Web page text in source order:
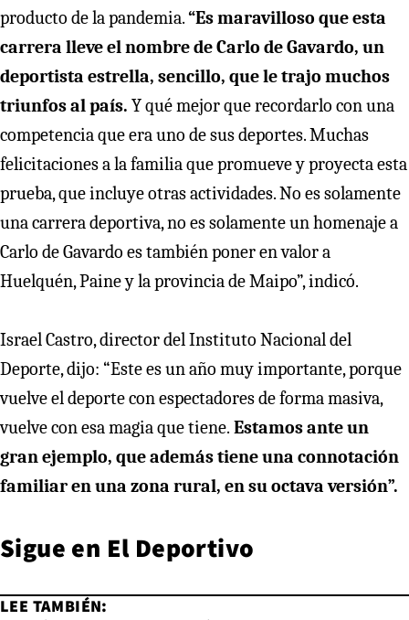
producto de la pandemia.“Es maravilloso que esta
carrera lleve el nombre de Carlo de Gavardo, un
deportista estrella, sencillo, que le trajo muchos
triunfos al país. Y qué mejor que recordarlo con una
competencia que era uno de sus deportes. Muchas
felicitaciones a la familia que promueve y proyecta esta
prueba, que incluye otras actividades. No es solamente
una carrera deportiva, no es solamente un homenaje a
Carlo de Gavardo es también poner en valor a
Huelquén, Paine y la provincia de Maipo”, indicó.
Israel Castro, director del Instituto Nacional del
Deporte, dijo: “Este es un año muy importante, porque
vuelve el deporte con espectadores de forma masiva,
vuelve con esa magia que tiene. Estamos ante un
gran ejemplo, que además tiene una connotación
familiar en una zona rural, en su octava versión”.
Sigue en El Deportivo
LEE TAMBIÉN: